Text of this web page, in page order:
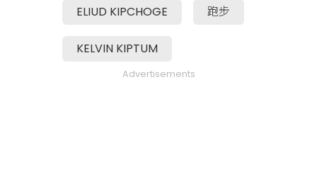
ELIUD KIPCHOGE 跑步
KELVIN KIPTUM
Advertisements